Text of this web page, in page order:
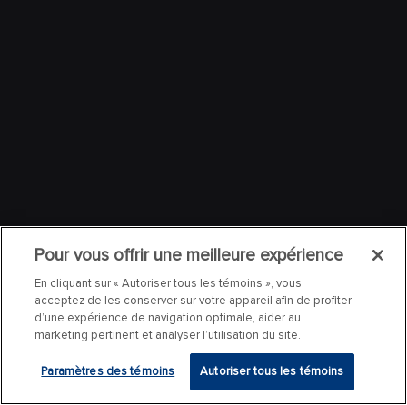
Pour vous offrir une meilleure expérience
En cliquant sur « Autoriser tous les témoins », vous
acceptez de les conserver sur votre appareil afin de profiter
d’une expérience de navigation optimale, aider au
marketing pertinent et analyser l’utilisation du site.
Paramètres des témoins Autoriser tous les témoins